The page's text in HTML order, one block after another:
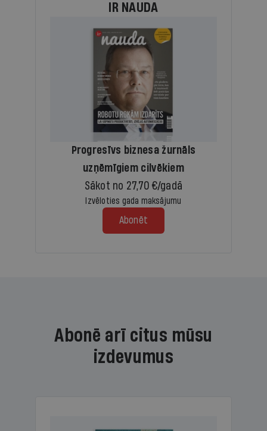
IR NAUDA
Progresīvs biznesa žurnāls
uzņēmīgiem cilvēkiem
Sākot no 27,70 €/gadā
Izvēloties gada maksājumu
Abonēt
Abonē arī citus mūsu
izdevumus